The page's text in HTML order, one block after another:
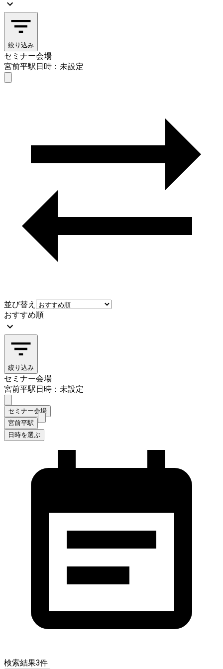
絞り込み
セミナー会場
宮前平駅日時：未設定
並び替え
おすすめ順
絞り込み
セミナー会場
宮前平駅日時：未設定
セミナー会場
宮前平駅
日時を選ぶ
検索結果3件